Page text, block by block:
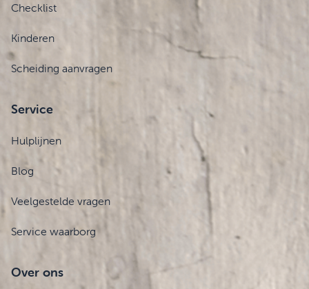
Checklist
Kinderen
Scheiding aanvragen
Service
Hulplijnen
Blog
Veelgestelde vragen
Service waarborg
Over ons